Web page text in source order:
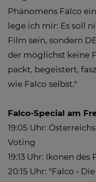
Phänomens Falco
lege ich mir: Es soll
Film sein, sondern
der möglichst keine
packt, begeistert,
wie Falco selbst."
Falco-Special am
19:05 Uhr:
Voting
19:13 Uhr: Ikonen des
20:15 Uhr: "Falco -